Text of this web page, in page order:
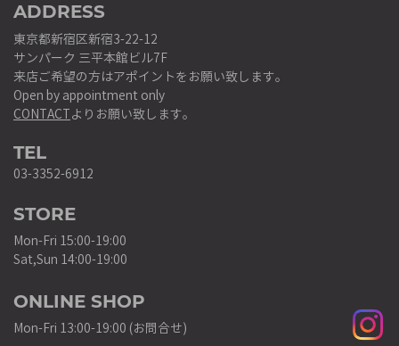
ADDRESS
東京都新宿区新宿3-22-12
サンパーク 三平本館ビル7F
来店ご希望の方はアポイントをお願い致します。
Open by appointment only
CONTACTよりお願い致します。
TEL
03-3352-6912
STORE
Mon-Fri 15:00-19:00
Sat,Sun 14:00-19:00
ONLINE SHOP
Mon-Fri 13:00-19:00 (お問合せ)